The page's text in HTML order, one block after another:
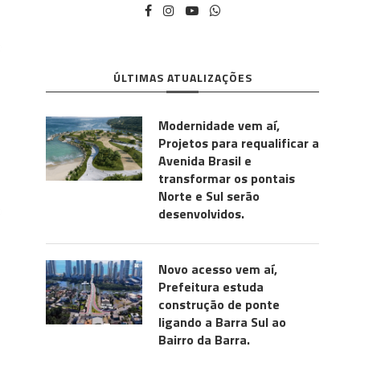
ÚLTIMAS ATUALIZAÇÕES
Modernidade vem aí,
Projetos para requalificar a
Avenida Brasil e
transformar os pontais
Norte e Sul serão
desenvolvidos.
Novo acesso vem aí,
Prefeitura estuda
construção de ponte
ligando a Barra Sul ao
Bairro da Barra.